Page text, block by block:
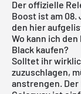
Der offizielle
Boost ist am 08.
den hier
Wo kann ich
Black kaufen?
Solltet ihr
zuzuschlagen,
anstrengen.